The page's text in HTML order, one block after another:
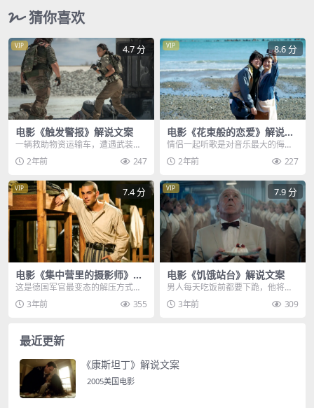
猜你喜欢
VIP 4.7 分
电影《触发警报》解说文案
一辆救助物资运输车，遭遇武装分
子围追堵截，运输车内押送人员一
边举枪还击，一边通知...
2年前 247
VIP 8.6 分
电影《花束般的恋爱》解说文
案
情侣一起听歌是对音乐最大的侮
辱，因为音乐是双声道而不是单声
道，这个男生告诉女友，...
2年前 227
VIP 7.4 分
电影《集中营里的摄影师》解
说文案
这是德国军官最变态的解压方式，
就是将犹太人的脑袋种到地里，然
后拿起木棍，一该死的...
3年前 355
VIP 7.9 分
电影《饥饿站台》解说文案
男人每天吃饭前都要下跪，他将枕
头垫在膝盖下，抬头祈祷天降美
食，头顶的天花板，竟然...
3年前 309
最近更新
《康斯坦丁》解说文案
2005美国电影